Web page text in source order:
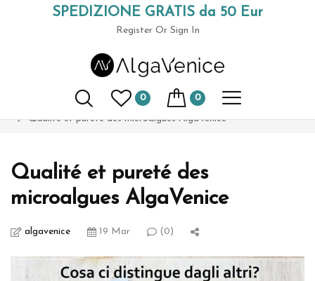
SPEDIZIONE GRATIS da 50 Eur
Register Or Sign In
(+39) 049 9789591
0 0
culture biologique
Qualité et pureté des microalgues AlgaVenice
Qualité et pureté des
microalgues AlgaVenice
algavenice 19 Mar (0)